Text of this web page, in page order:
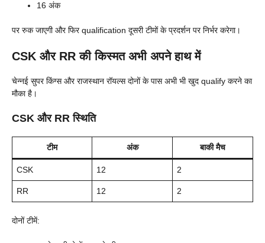
16 अंक
पर रुक जाएगी और फिर qualification दूसरी टीमों के प्रदर्शन पर निर्भर करेगा।
CSK और RR की किस्मत अभी अपने हाथ में
चेन्नई सुपर किंग्स और राजस्थान रॉयल्स दोनों के पास अभी भी खुद qualify करने का
मौका है।
CSK और RR स्थिति
टीम अंक बाकी मैच
CSK 12 2
RR 12 2
दोनों टीमें: